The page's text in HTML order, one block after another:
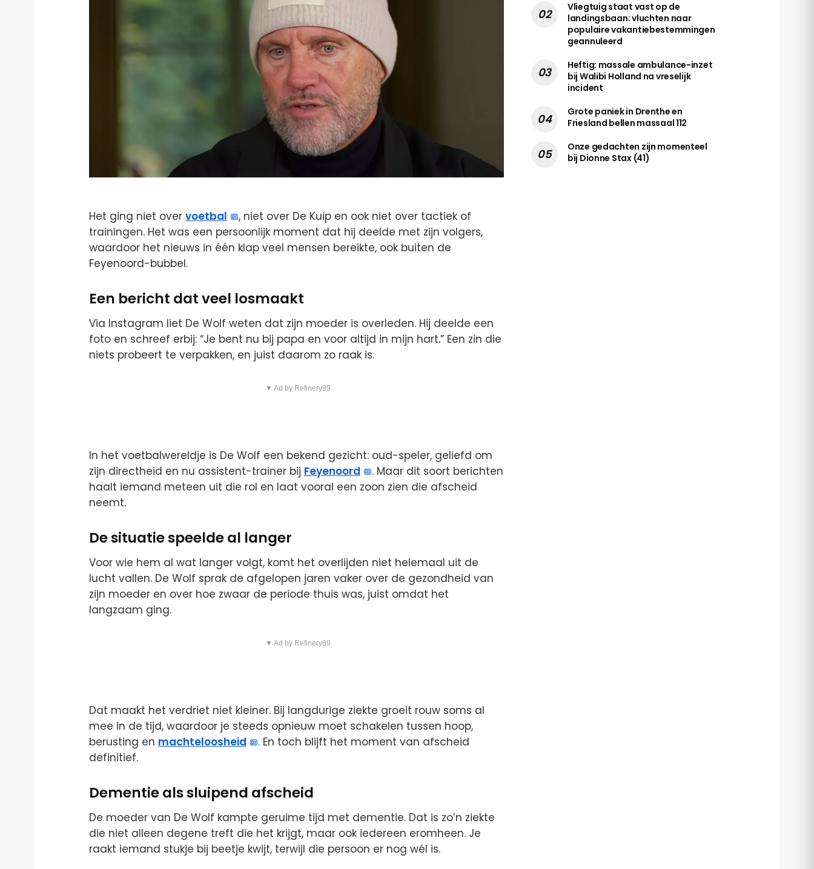
Het ging niet over voetbal
, niet over De Kuip en ook niet over tactiek of
trainingen. Het was een persoonlijk moment dat hij deelde met zijn volgers,
waardoor het nieuws in één klap veel mensen bereikte, ook buiten de
Feyenoord-bubbel.
Een bericht dat veel losmaakt
Via Instagram liet De Wolf weten dat zijn moeder is overleden. Hij deelde een
foto en schreef erbij: “Je bent nu bij papa en voor altijd in mijn hart.” Een zin die
niets probeert te verpakken, en juist daarom zo raak is.
▼ Ad by Refinery89
In het voetbalwereldje is De Wolf een bekend gezicht: oud-speler, geliefd om
zijn directheid en nu assistent-trainer bij Feyenoord
. Maar dit soort berichten
haalt iemand meteen uit die rol en laat vooral een zoon zien die afscheid
neemt.
De situatie speelde al langer
Voor wie hem al wat langer volgt, komt het overlijden niet helemaal uit de
lucht vallen. De Wolf sprak de afgelopen jaren vaker over de gezondheid van
zijn moeder en over hoe zwaar de periode thuis was, juist omdat het
langzaam ging.
▼ Ad by Refinery89
Dat maakt het verdriet niet kleiner. Bij langdurige ziekte groeit rouw soms al
mee in de tijd, waardoor je steeds opnieuw moet schakelen tussen hoop,
berusting en machteloosheid
. En toch blijft het moment van afscheid
definitief.
Dementie als sluipend afscheid
De moeder van De Wolf kampte geruime tijd met dementie. Dat is zo’n ziekte
die niet alleen degene treft die het krijgt, maar ook iedereen eromheen. Je
raakt iemand stukje bij beetje kwijt, terwijl die persoon er nog wél is.
Vliegtuig staat vast op de
landingsbaan: vluchten naar
populaire vakantiebestemmingen
geannuleerd
Heftig: massale ambulance-inzet
bij Walibi Holland na vreselijk
incident
Grote paniek in Drenthe en
Friesland bellen massaal 112
Onze gedachten zijn momenteel
bij Dionne Stax (41)